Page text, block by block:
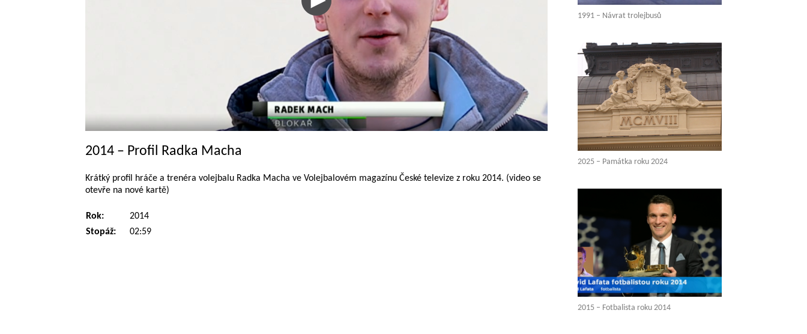
2014 – Profil Radka Macha
Krátký profil hráče a trenéra volejbalu Radka Macha ve Volejbalovém magazínu České televize z roku 2014. (video se
otevře na nové kartě)
Rok:
2014
Stopáž:
02:59
1991 – Návrat trolejbusů
2025 – Památka roku 2024
2015 – Fotbalista roku 2014